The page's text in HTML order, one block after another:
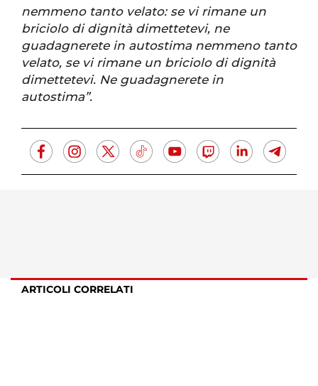
nemmeno tanto velato: se vi rimane un
briciolo di dignità dimettetevi, ne
guadagnerete in autostima nemmeno tanto
velato, se vi rimane un briciolo di dignità
dimettetevi. Ne guadagnerete in
autostima”.
ARTICOLI CORRELATI